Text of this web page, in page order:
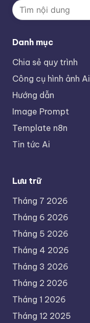
Danh mục
Chia sẻ quy trình
Công cụ hình ảnh Ai
Hướng dẫn
Image Prompt
Template n8n
Tin tức Ai
Lưu trữ
Tháng 7 2026
Tháng 6 2026
Tháng 5 2026
Tháng 4 2026
Tháng 3 2026
Tháng 2 2026
Tháng 1 2026
Tháng 12 2025